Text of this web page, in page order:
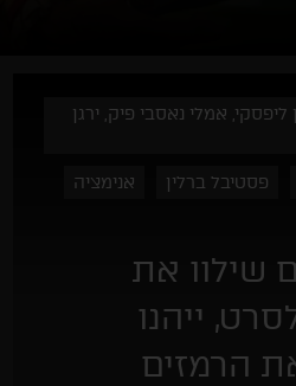
ליפסקי, אמלי נאסבי פיק, ירגן
פסטיבל ברלין אנימציה
שילוו את
ייהנו
הרמזים